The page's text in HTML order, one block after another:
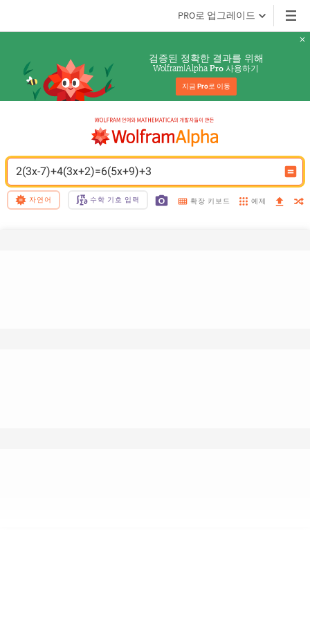
PRO로 업그레이드
검증된 정확한 결과를 위해
Wolfram|Alpha Pro 사용하기
지금 Pro로 이동
2(3x-7)+4(3x+2)=6(5x+9)+3
자연어 수학 기호 입력 확장 키보드 예제